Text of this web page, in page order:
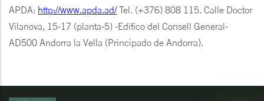
APDA: http://www.apda.ad/ Tel. (+376) 808 115. Calle Doctor
Vilanova, 15-17 (planta-5) -Edifico del Consell General-
AD500 Andorra la Vella (Principado de Andorra).